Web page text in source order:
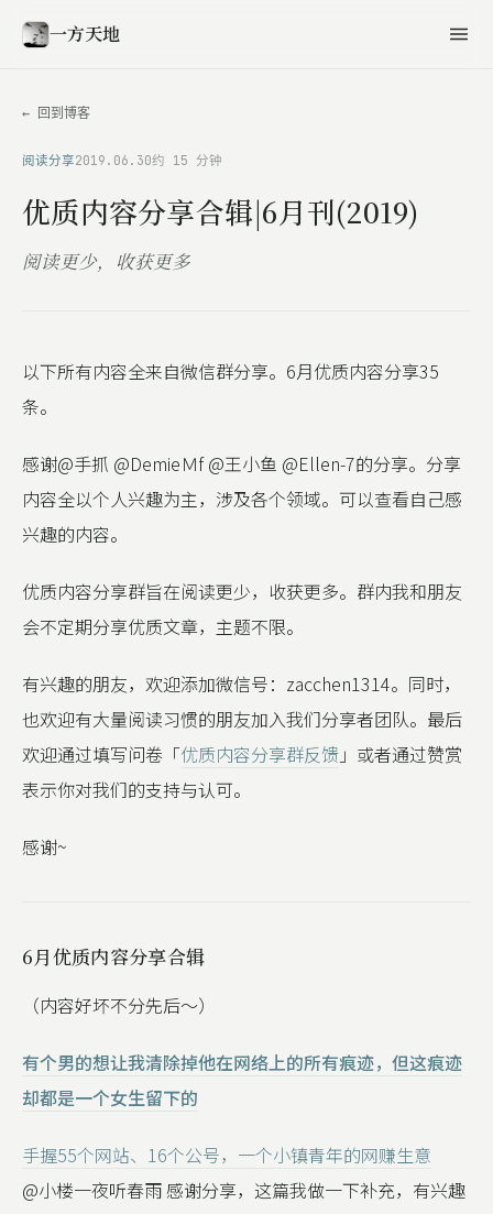
一方天地
← 回到博客
阅读分享2019.06.30约 15 分钟
优质内容分享合辑|6月刊(2019)
阅读更少，收获更多
以下所有内容全来自微信群分享。6月优质内容分享35
条。
感谢@手抓 @DemieＭf @王小鱼 @Ellen-7的分享。分享
内容全以个人兴趣为主，涉及各个领域。可以查看自己感
兴趣的内容。
优质内容分享群旨在阅读更少，收获更多。群内我和朋友
会不定期分享优质文章，主题不限。
有兴趣的朋友，欢迎添加微信号：zacchen1314。同时，
也欢迎有大量阅读习惯的朋友加入我们分享者团队。最后
欢迎通过填写问卷「优质内容分享群反馈 」或者通过赞赏
表示你对我们的支持与认可。
感谢~
6月优质内容分享合辑
（内容好坏不分先后～）
有个男的想让我清除掉他在网络上的所有痕迹，但这痕迹
却都是一个女生留下的
手握55个网站、16个公号，一个小镇青年的网赚生意
@小楼一夜听春雨 感谢分享，这篇我做一下补充，有兴趣